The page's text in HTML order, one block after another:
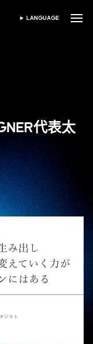
SELECT LANGUAGE
LANGUAGE
代表太